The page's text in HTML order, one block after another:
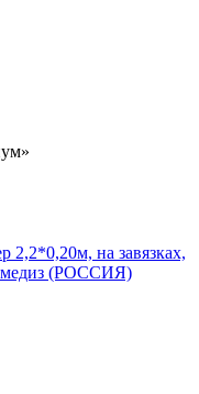
2,2*0,20м, на завязках,
(РОССИЯ)